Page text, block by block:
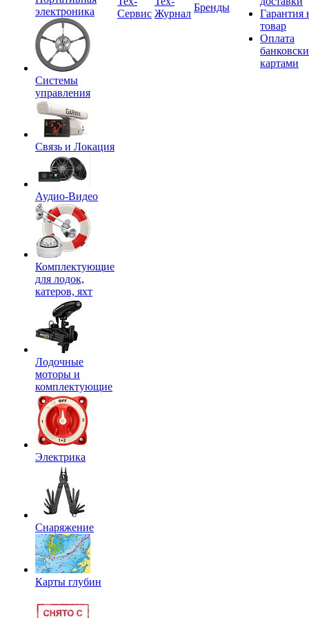
электроника
Системы
управления
Связь и Локация
Аудио-Видео
Комплектующие
для лодок,
катеров, яхт
Лодочные
моторы и
комплектующие
Электрика
Снаряжение
Карты глубин
Сервис Журнал
Бренды
Гарантия
товар
Оплата
картами